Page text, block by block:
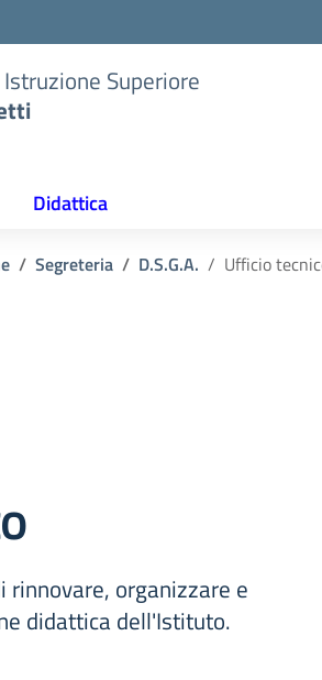
Superiore
Didattica
Segreteria D.S.G.A. Ufficio
rinnovare, organizzare e
didattica dell'Istituto.